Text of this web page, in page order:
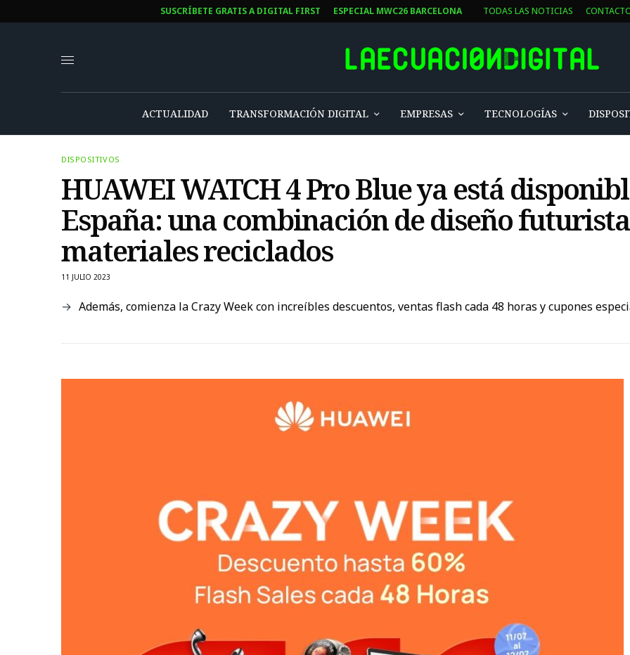
SUSCRÍBETE GRATIS A DIGITAL FIRST ESPECIAL MWC26 BARCELONA TODAS LAS NOTICIAS
ACTUALIDAD TRANSFORMACIÓN DIGITAL EMPRESAS TECNOLOGÍAS
DISPOSITIVOS
HUAWEI WATCH 4 Pro Blue ya está
España: una combinación de diseño
materiales reciclados
11 JULIO 2023
Además, comienza la Crazy Week con increíbles descuentos, ventas flash cada 48 horas y cupones